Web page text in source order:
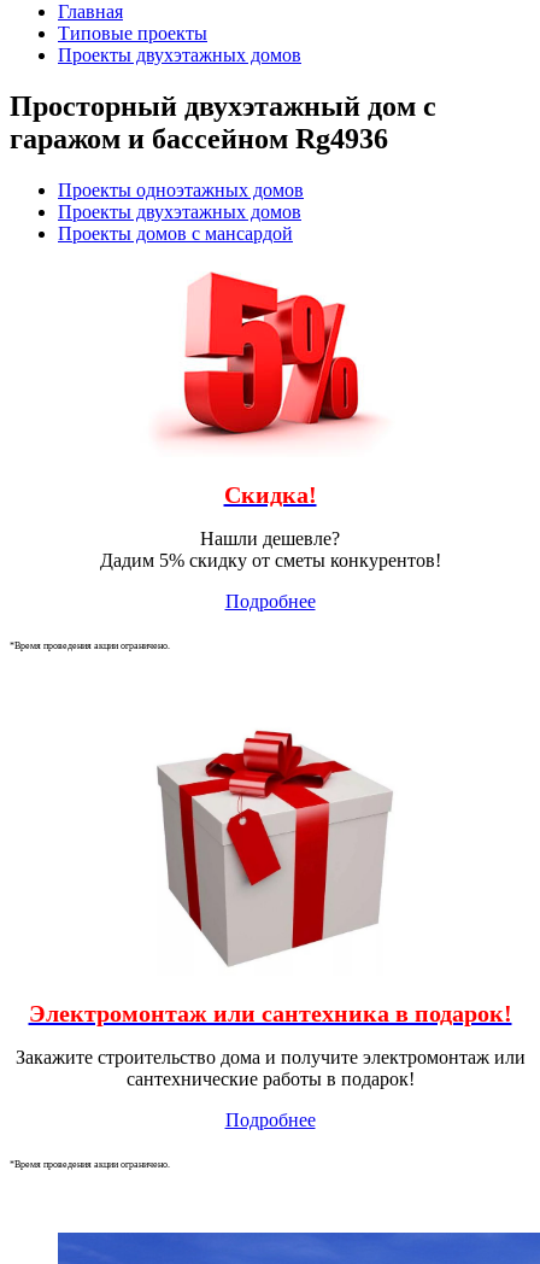
Главная
Типовые проекты
Проекты двухэтажных домов
Просторный двухэтажный дом с
гаражом и бассейном Rg4936
Проекты одноэтажных домов
Проекты двухэтажных домов
Проекты домов с мансардой
Скидка!
Нашли дешевле?
Дадим 5% скидку от сметы конкурентов!
Подробнее
*Время проведения акции ограничено.
Электромонтаж или сантехника в подарок!
Закажите строительство дома и получите электромонтаж или
сантехнические работы в подарок!
Подробнее
*Время проведения акции ограничено.